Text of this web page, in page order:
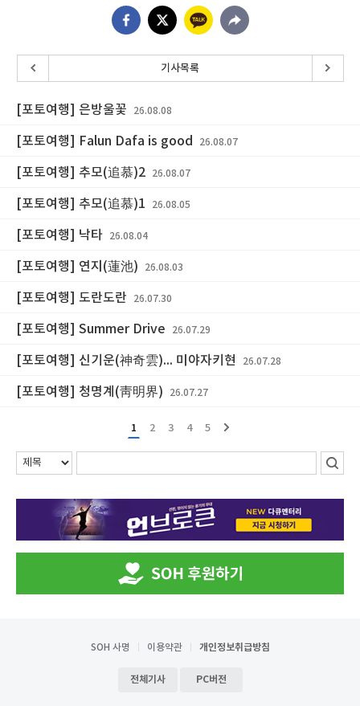
기사목록
[포토여행] 은방울꽃 26.08.08
[포토여행] Falun Dafa is good 26.08.07
[포토여행] 추모(追慕)2 26.08.07
[포토여행] 추모(追慕)1 26.08.05
[포토여행] 낙타 26.08.04
[포토여행] 연지(蓮池) 26.08.03
[포토여행] 도란도란 26.07.30
[포토여행] Summer Drive 26.07.29
[포토여행] 신기운(神奇雲)... 미야자키현 26.07.28
[포토여행] 청명계(靑明界) 26.07.27
1 2 3 4 5
SOH 사명 이용약관 개인정보취급방침
전체기사 PC버전